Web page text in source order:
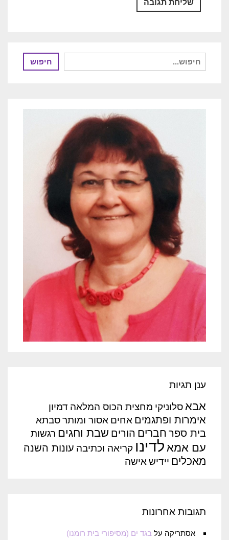
חיפוש
עבור:
חיפוש
ענן תגיות
אבאסלוניקי מחצית הכוס המלאה דמיון
אימרות ופתגמים אחים אסור ומותרסבתא
בית ספר חברים הורים שבת וחגים רגשות
עם אמא לדינו קריאה וכתיבה עונות השנה
מאכלים יידישאישה
תגובות אחרונות
אסתריקה על בגד ים (מסיפורי בית רומנו)